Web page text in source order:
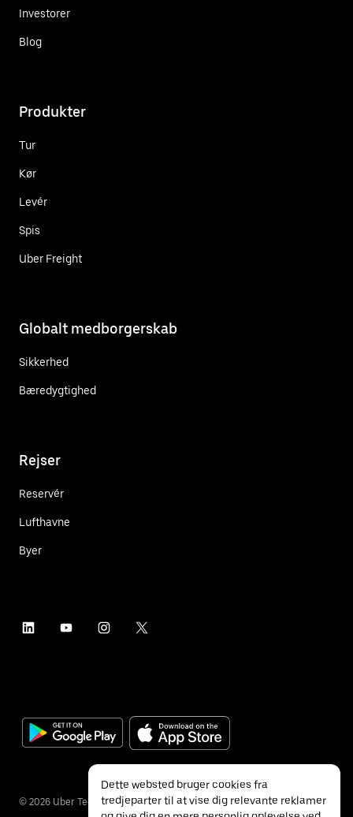
Investorer
Blog
Produkter
Tur
Kør
Levér
Spis
Uber Freight
Globalt medborgerskab
Sikkerhed
Bæredygtighed
Rejser
Reservér
Lufthavne
Byer
© 2026 Uber Technologies Inc.
Dette websted bruger cookies fra
tredjeparter til at vise dig relevante reklamer